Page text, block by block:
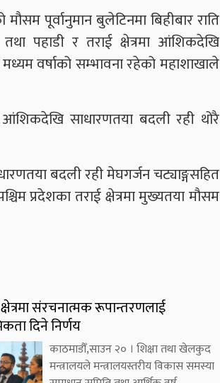
पूर्वानुमान बुलेटिनमा बिहीबार राति
पहाडी र तराई क्षेत्रमा आंशिकदेखि
वर्षाको सम्भावना रहेको महाशाखाले
आंशिकदेखि साधारणतया बदली रही थोरै
बदली रही मेघगर्जन चट्याङ्गसहित
प्रदेशका तराई क्षेत्रमा मुख्यतया मौसम
क्षेत्रमा संरचनात्मक रूपान्तरणलाई
दिने निर्णय
काठमाडौँ,साउन २० । शिक्षा तथा खेलकुद
मन्त्रालयले मन्त्रालयस्तरीय विकास समस्या